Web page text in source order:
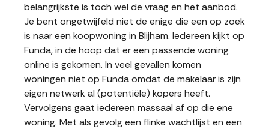
belangrijkste is toch wel de vraag en het aanbod.
Je bent ongetwijfeld niet de enige die een op zoek
is naar een koopwoning in Blijham. Iedereen kijkt op
Funda, in de hoop dat er een passende woning
online is gekomen. In veel gevallen komen
woningen niet op Funda omdat de makelaar is zijn
eigen netwerk al (potentiële) kopers heeft.
Vervolgens gaat iedereen massaal af op die ene
woning. Met als gevolg een flinke wachtlijst en een